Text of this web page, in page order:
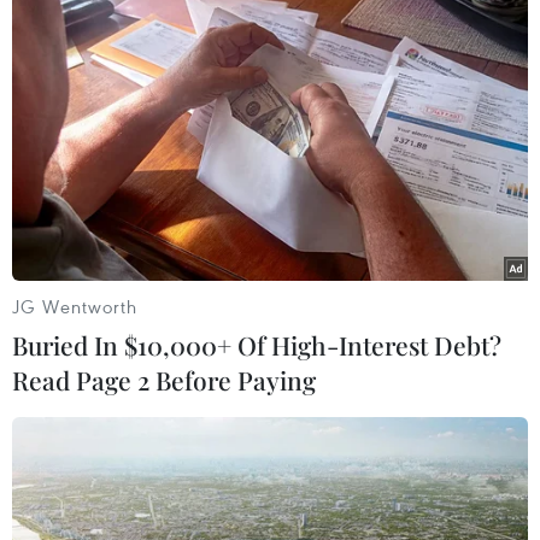
sống xã hội, trong đó có lĩnh vực văn hóa, văn
học nghệ thuật, đặc biệt là lĩnh vực âm nhạc đã
đạt được nhiều kết quả quan trọng, tạo dấu ấn
đậm nét.
Chủ tịch Hội đồng Nghệ thuật, Phó Giáo sư, Tiến sỹ, Nhạc sỹ Đỗ
JG Wentworth
Buried In $10,000+ Of High-Interest Debt?
Read Page 2 Before Paying